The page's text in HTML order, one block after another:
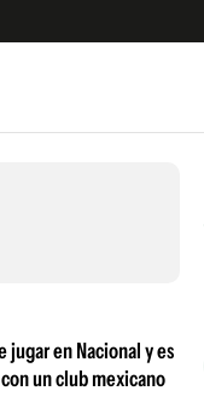
jugar en Nacional y es
un club mexicano